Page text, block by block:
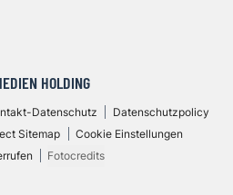
HOLDING
Datenschutz
Datenschutzpolicy
Sitemap
Cookie Einstellungen
Fotocredits